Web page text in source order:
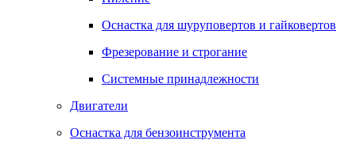
Оснастка для шуруповертов и гайковертов
Фрезерование и строгание
Системные принадлежности
Двигатели
Оснастка для бензоинструмента